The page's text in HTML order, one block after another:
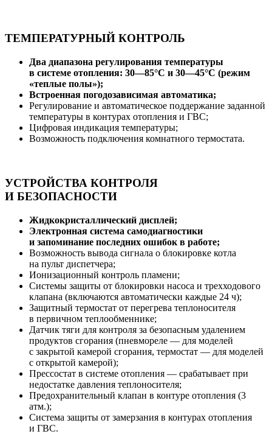
ТЕМПЕРАТУРНЫЙ КОНТРОЛЬ
Два диапазона регулирования температуры
в системе отопления: 30—85°С и 30—45°С (режим
«теплые полы»);
Встроенная погодозависимая автоматика;
Регулирование и автоматическое поддержание заданной
температуры в контурах отопления и ГВС;
Цифровая индикация температуры;
Возможность подключения комнатного термостата.
УСТРОЙСТВА КОНТРОЛЯ
И БЕЗОПАСНОСТИ
Жидкокристаллический дисплей;
Электронная система самодиагностики
и запоминание последних ошибок в работе;
Возможность вывода сигнала о блокировке котла
на пульт диспетчера;
Ионизационный контроль пламени;
Системы защиты от блокировки насоса и трехходового
клапана (включаются автоматически каждые 24 ч);
Защитный термостат от перегрева теплоносителя
в первичном теплообменнике;
Датчик тяги для контроля за безопасным удалением
продуктов сгорания (пневмореле — для моделей
с закрытой камерой сгорания, термостат — для моделей
с открытой камерой);
Прессостат в системе отопления — срабатывает при
недостатке давления теплоносителя;
Предохранительный клапан в контуре отопления (3
атм.);
Система защиты от замерзания в контурах отопления
и ГВС.